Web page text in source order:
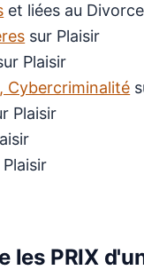
et liées au
sur Plaisir
Plaisir
Cybercriminalité
Plaisir
Plaisir
les PRIX